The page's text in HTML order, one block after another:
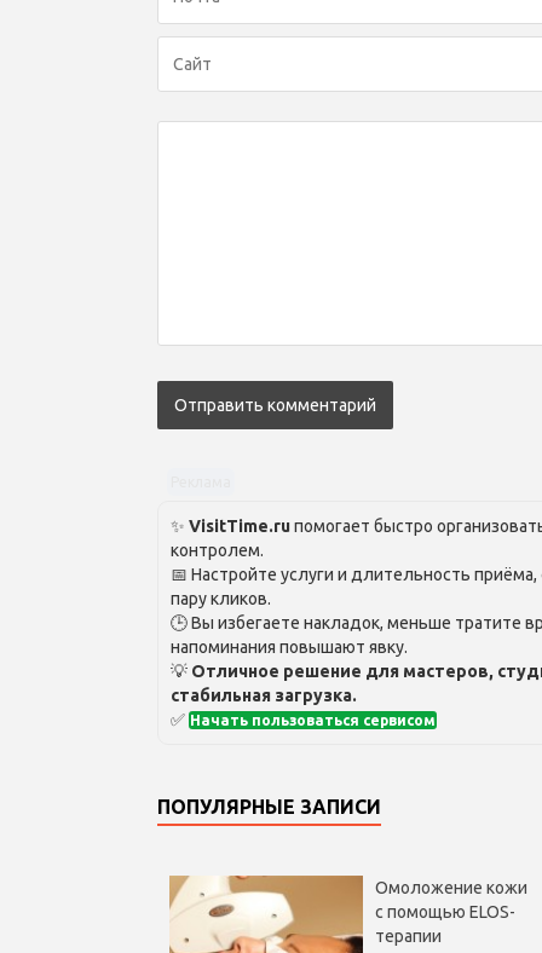
✨ VisitTime.ruпомогает быстро
контролем.
📅 Настройте услуги и длительность
пару кликов.
🕒 Вы избегаете накладок, меньше тратите
напоминания повышают явку.
💡 Отличное решение для мастеров,
стабильная загрузка.
✅ Начать пользоваться сервисом
ПОПУЛЯРНЫЕ ЗАПИСИ
Омоложение кожи
с помощью ELOS-
терапии